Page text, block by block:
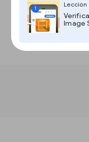
1
Lección
Image